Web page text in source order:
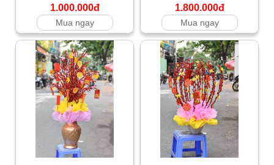
1.000.000đ
Mua ngay
1.800.000đ
Mua ngay